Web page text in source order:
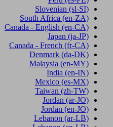
Slovenian (sl-SI)
South Africa (en-ZA)
Canada - English (en-CA)
Japan (ja-JP)
Canada - French (fr-CA)
Denmark (da-DK)
Malaysia (en-MY)
India (en-IN)
Mexico (es-MX)
Taiwan (zh-TW)
Jordan (ar-JO)
Jordan (en-JO)
Lebanon (ar-LB)